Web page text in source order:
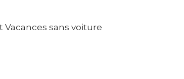
Vacances sans voiture